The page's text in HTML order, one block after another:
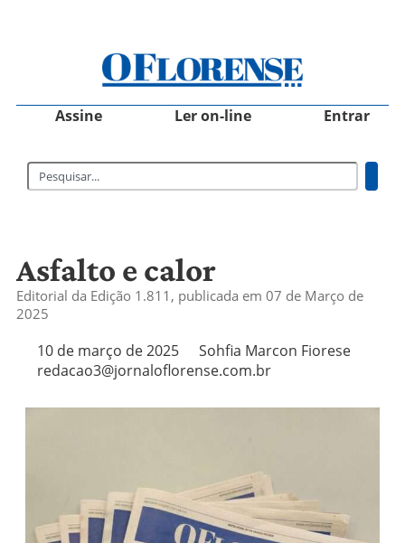
Assine Ler on-line Entrar
Asfalto e calor
Editorial da Edição 1.811, publicada em 07 de Março de
2025
10 de março de 2025
Sohfia Marcon Fiorese
redacao3@jornaloflorense.com.br